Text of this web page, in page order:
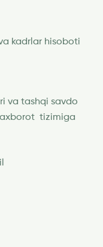
kadrlar hisoboti
va tashqi savdo
tizimiga